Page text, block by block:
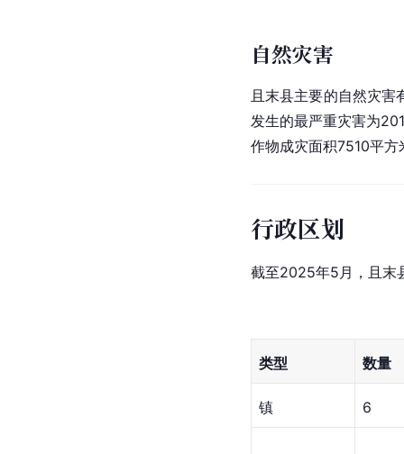
自然灾害
且末县主要的自然灾
发生的最严重灾害为
作物成灾面积7510平
行政区划
截至2025年5月，且末
类型 数量
镇 6